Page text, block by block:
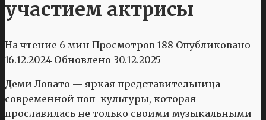
участием актрисы
На чтение 6 мин Просмотров 188 Опубликовано
16.12.2024 Обновлено 30.12.2025
Деми Ловато — яркая представительница
современной поп-культуры, которая
прославилась не только своими музыкальными